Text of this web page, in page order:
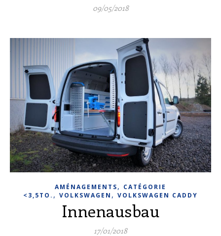
09/05/2018
AMÉNAGEMENTS, CATÉGORIE
<3,5TO. , VOLKSWAGEN , VOLKSWAGEN CADDY
Innenausbau
17/01/2018